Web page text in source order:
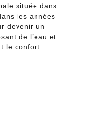
située dans
les années
devenir un
de l’eau et
le confort